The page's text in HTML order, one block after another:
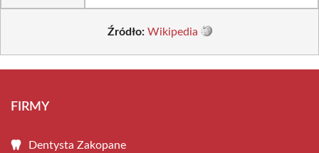
Źródło: Wikipedia
FIRMY
Dentysta Zakopane